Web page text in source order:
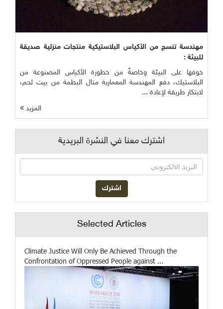
مهندسة تنسج من الأكياس البلاستيكية منتجات منزلية صديقة
للبيئة :
خوفها على البيئة وخاصةً من خطورة الأكياس المصنوعة من
البلاستيك، دفع المهندسة المعمارية منال البطمة من بيت لحم،
لابتكار طريقة لإعادة ...
المزيد
اشترك معنا في النشرة البريدية
Selected Articles
Climate Justice Will Only Be Achieved Through the
Confrontation of Oppressed People against ...